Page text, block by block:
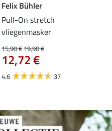
Felix Bühler
Pull-On stretch
vliegenmasker
15,90 €19,90 €
12,72 €
4.6 37